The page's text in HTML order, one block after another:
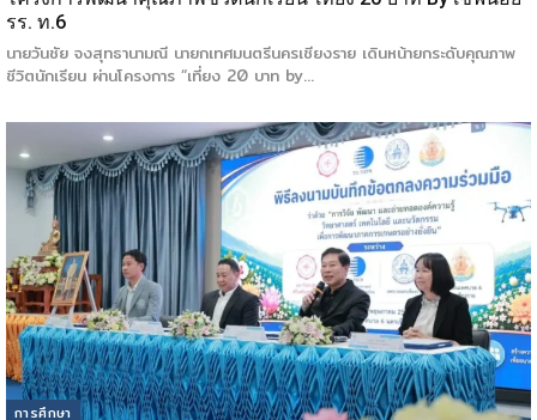
รร. ท.6
นายวันชัย จงสุทธานามณี นายกเทศมนตรีนครเชียงราย เดินหน้ายกระดับคุณภาพ
ชีวิตนักเรียน ผ่านโครงการ “เที่ยง 20 บาท by…
การศึกษา